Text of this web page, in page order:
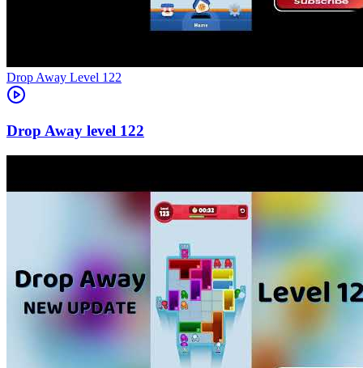
Level 122
122